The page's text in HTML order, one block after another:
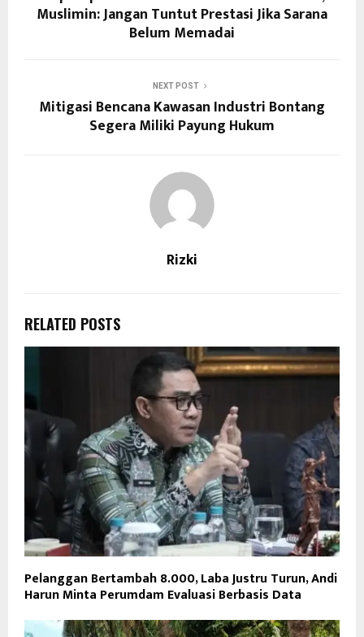
Muslimin: Jangan Tuntut Prestasi Jika Sarana
Belum Memadai
NEXT POST
Mitigasi Bencana Kawasan Industri Bontang
Segera Miliki Payung Hukum
Rizki
RELATED POSTS
Pelanggan Bertambah 8.000, Laba Justru Turun, Andi
Harun Minta Perumdam Evaluasi Berbasis Data